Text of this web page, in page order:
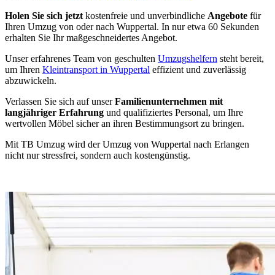
Holen Sie sich jetzt kostenfreie und unverbindliche Angebote für
Ihren Umzug von oder nach Wuppertal. In nur etwa 60 Sekunden
erhalten Sie Ihr maßgeschneidertes Angebot.
Unser erfahrenes Team von geschulten Umzugshelfern steht bereit,
um Ihren Kleintransport in Wuppertal effizient und zuverlässig
abzuwickeln.
Verlassen Sie sich auf unserFamilienunternehmen mit
langjähriger Erfahrung und qualifiziertes Personal, um Ihre
wertvollen Möbel sicher an ihren Bestimmungsort zu bringen.
Mit TB Umzug wird der Umzug von Wuppertal nach Erlangen
nicht nur stressfrei, sondern auch kostengünstig.